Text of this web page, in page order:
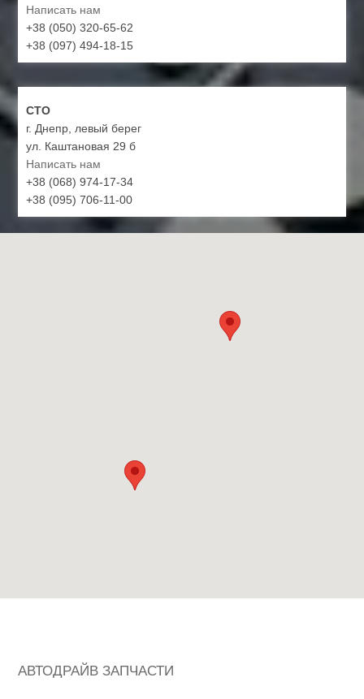
Написать нам
+38 (050) 320-65-62
+38 (097) 494-18-15
СТО
г. Днепр, левый берег
ул. Каштановая 29 б
Написать нам
+38 (068) 974-17-34
+38 (095) 706-11-00
АВТОДРАЙВ ЗАПЧАСТИ